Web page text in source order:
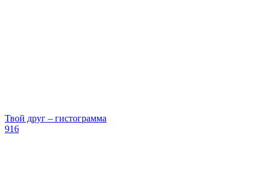
Твой друг – гистограмма
916